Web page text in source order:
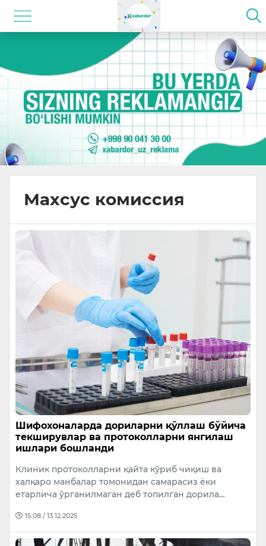
Махсус комиссия
Шифохоналарда дориларни қўллаш бўйича
текширувлар ва протоколларни янгилаш
ишлари бошланди
Клиник протоколларни қайта кўриб чиқиш ва
халқаро манбалар томонидан самарасиз ёки
етарлича ўрганилмаган деб топилган дорила…
15:08 / 13.12.2025